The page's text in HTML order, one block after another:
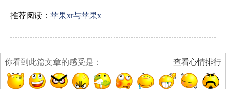
推荐阅读： 苹果xr与苹果x
查看心情排行
你看到此篇文章的感受是：